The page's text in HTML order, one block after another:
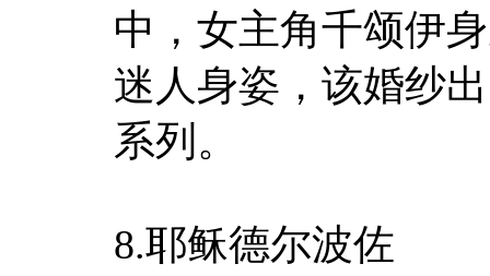
中，女主角千颂伊
迷人身姿，该婚纱出
系列。
8.耶稣德尔波佐